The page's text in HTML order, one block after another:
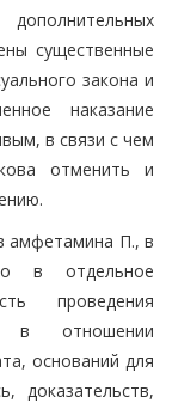
существенные
закона и
наказание
в связи с чем
отменить и
амфетамина П., в
в отдельное
проведения
в отношении
оснований для
доказательств,